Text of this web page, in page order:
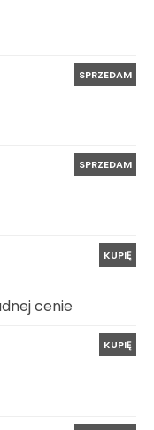
SPRZEDAM
SPRZEDAM
KUPIĘ
cenie
KUPIĘ